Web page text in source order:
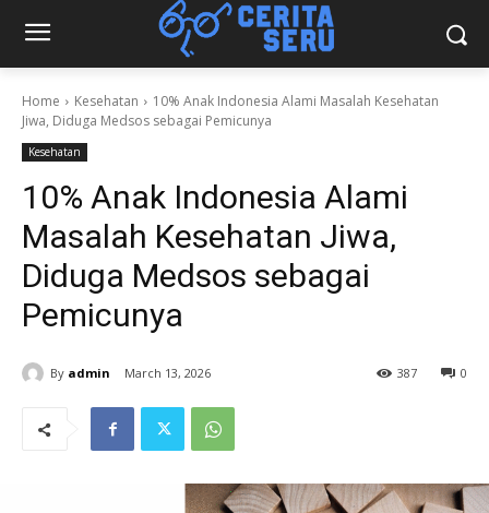
Home Kesehatan
10% Anak Indonesia Alami Masalah Kesehatan
Jiwa, Diduga Medsos sebagai Pemicunya
Kesehatan
10% Anak Indonesia Alami
Masalah Kesehatan Jiwa,
Diduga Medsos sebagai
Pemicunya
By admin March 13, 2026 0
387